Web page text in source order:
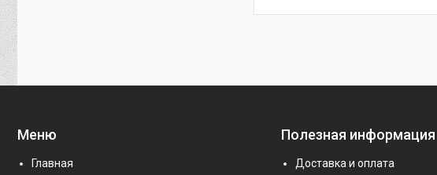
Меню
Главная
Полезная информация
Доставка и оплата